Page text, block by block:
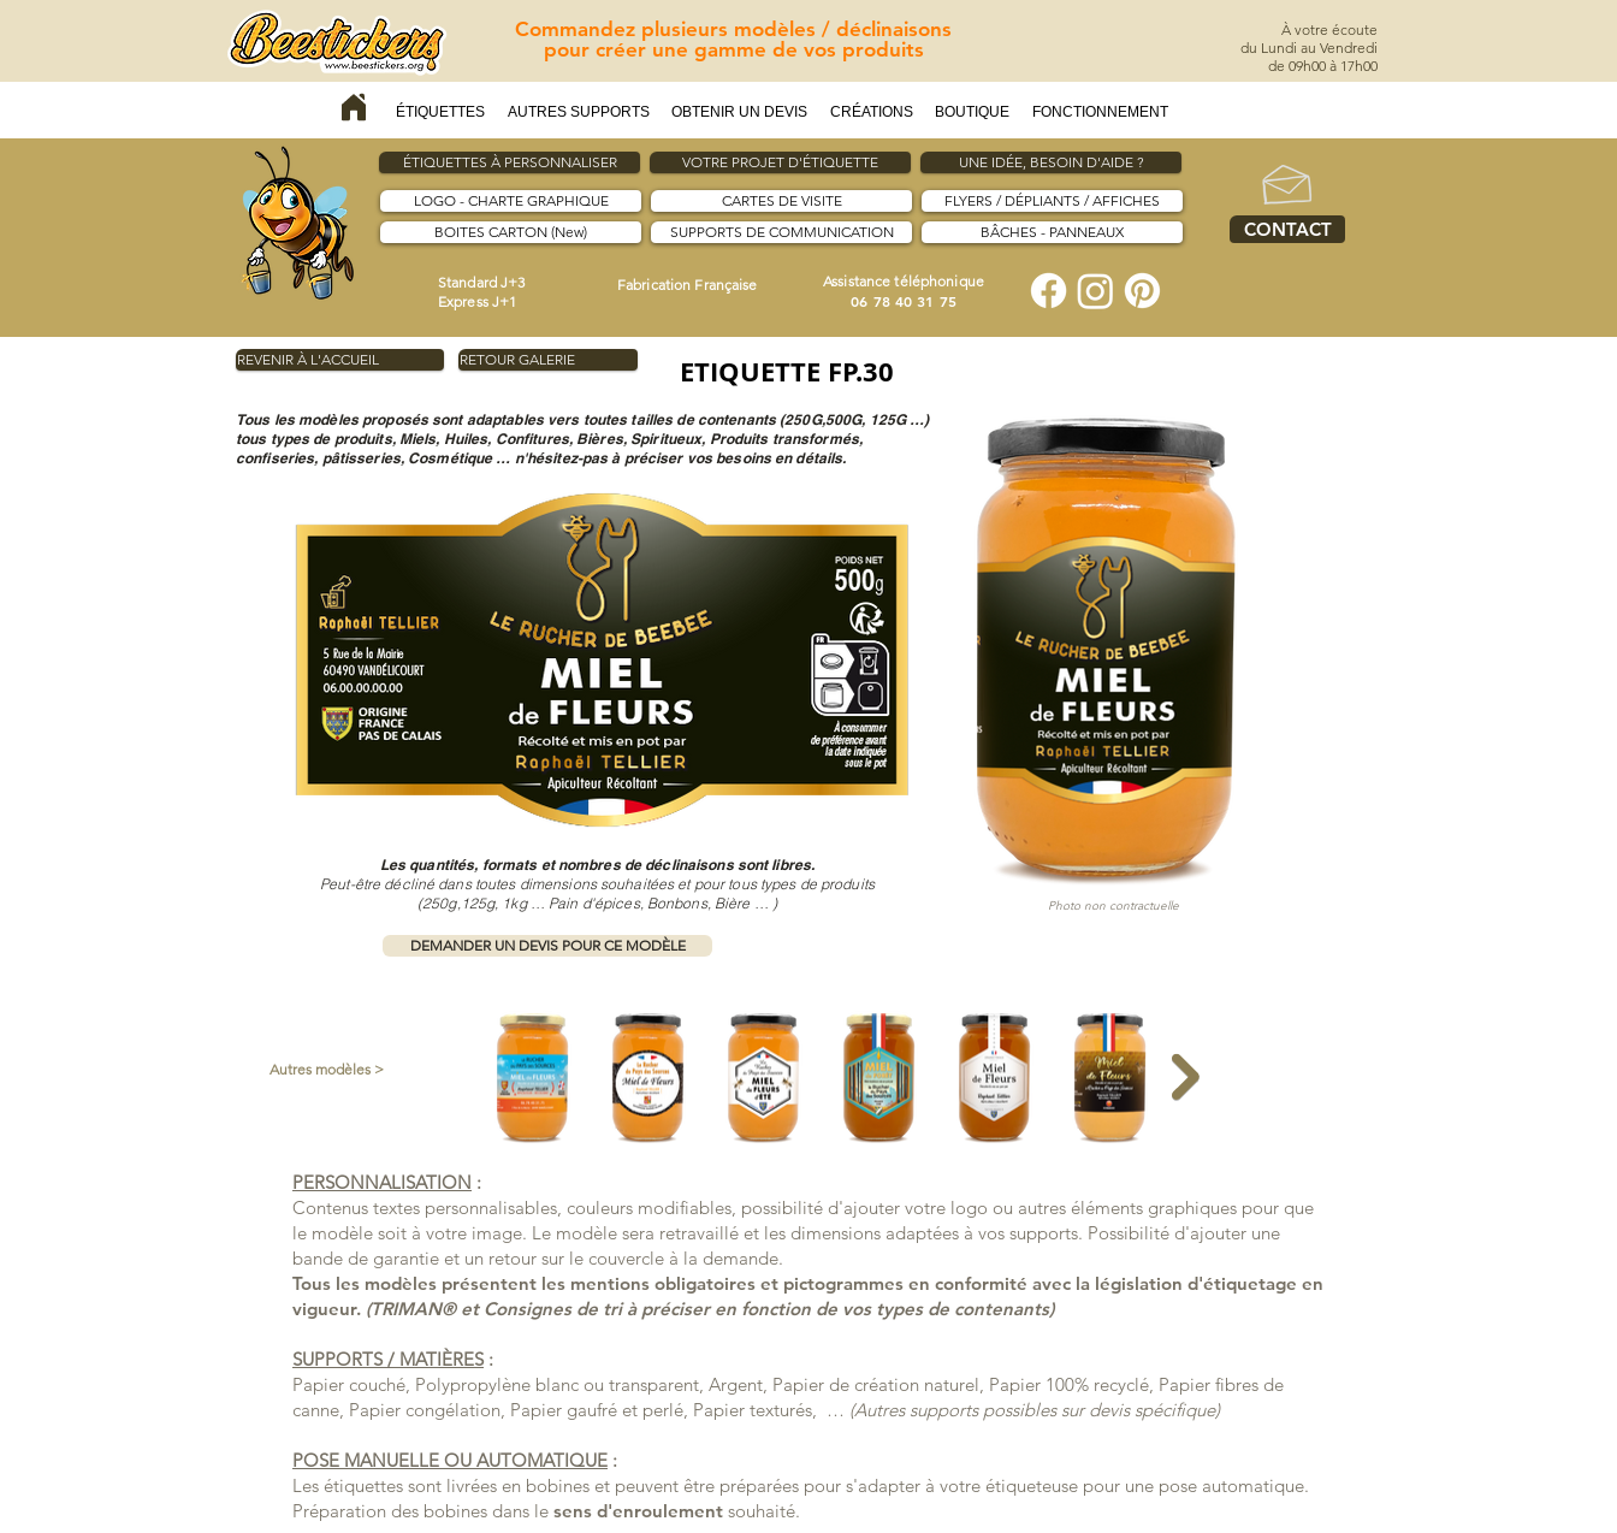
Commandez plusieurs modèles / déclinaisons
pour créer une gamme de vos produits
ÉTIQUETTES AUTRES SUPPORTS OBTENIR UN DEVIS CRÉATIONS BOUTIQUE FONCTIONNEMENT
À votre écoute
du Lundi au Vendredi
de 09h00 à 17h00
ÉTIQUETTES À PERSONNALISER VOTRE PROJET D'ÉTIQUETTE UNE IDÉE, BESOIN D'AIDE ?
LOGO - CHARTE GRAPHIQUE
BOITES CARTON (New)
CARTES DE VISITE
SUPPORTS DE COMMUNICATION
FLYERS / DÉPLIANTS / AFFICHES
BÂCHES - PANNEAUX
Standard J+3
Express J+1
Fabrication Française Assistance téléphonique
06 78 40 31 75
CONTACT
Photo non contractuelle
Tous les modèles proposés sont adaptables vers toutes tailles de contenants (250G,500G, 125G …)
tous types de produits, Miels, Huiles, Confitures, Bières, Spiritueux, Produits transformés,
confiseries, pâtisseries, Cosmétique … n'hésitez-pas à préciser vos besoins en détails.
Autres modèles >
Les quantités, formats et nombres de déclinaisons sont libres.
Peut-être décliné dans toutes dimensions souhaitées et pour tous types de produits
(250g,125g, 1kg … Pain d'épices, Bonbons, Bière … )
REVENIR À L'ACCUEIL RETOUR GALERIE ETIQUETTE FP.30
DEMANDER UN DEVIS POUR CE MODÈLE
PERSONNALISATION :
Contenus textes personnalisables, couleurs modifiables, possibilité d'ajouter votre logo ou autres éléments graphiques pour que
le modèle soit à votre image. Le modèle sera retravaillé et les dimensions adaptées à vos supports. Possibilité d'ajouter une
bande de garantie et un retour sur le couvercle à la demande.
Tous les modèles présentent les mentions obligatoires et pictogrammes en conformité avec la législation d'étiquetage en
vigueur. (TRIMAN® et Consignes de tri à préciser en fonction de vos types de contenants)
SUPPORTS / MATIÈRES :
Papier couché, Polypropylène blanc ou transparent, Argent, Papier de création naturel, Papier 100% recyclé, Papier fibres de
canne, Papier congélation, Papier gaufré et perlé, Papier texturés, … (Autres supports possibles sur devis spécifique)
POSE MANUELLE OU AUTOMATIQUE :
Les étiquettes sont livrées en bobines et peuvent être préparées pour s'adapter à votre étiqueteuse pour une pose automatique.
Préparation des bobines dans le sens d'enroulement souhaité.